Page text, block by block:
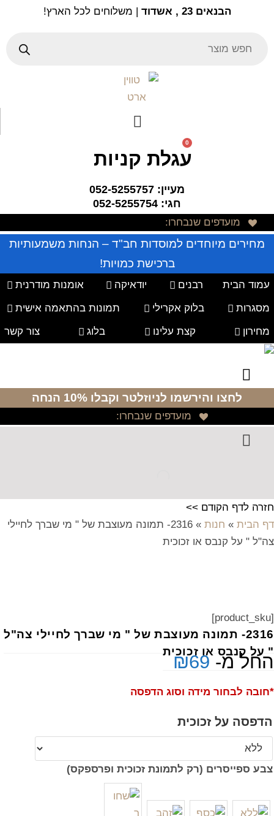
הבנאים 23 , אשדוד | משלוחים לכל הארץ!
search
0
עגלת קניות
מעיין: 052-5255757
חגי: 052-5255754
מועדפים שנבחרו:
מחירים מיוחדים למוסדות חב"ד – הנחות משמעותיות
ברכישת כמויות!
עמוד הבית רבנים יודאיקה
אומנות מודרנית
מסגרות
בלוק אקרילי
תמונות בהתאמה אישית
מחירון
קצת עלינו בלוג צור קשר
לחצו והירשמו לניוזלטר וקבלו 10% הנחה
מועדפים שנבחרו:
חזרה לדף הקודם >>
דף הבית » חנות »
2316- תמונה מעוצבת של " מי שברך לחיילי
צה"ל " על קנבס או זכוכית
[product_sku]
2316- תמונה מעוצבת של " מי שברך לחיילי צה"ל
" על קנבס או זכוכית
החל מ- ₪69
*חובה לבחור מידה וסוג הדפסה
הדפסה על זכוכית
צבע ספייסרים (רק לתמונת זכוכית ופרספקס)